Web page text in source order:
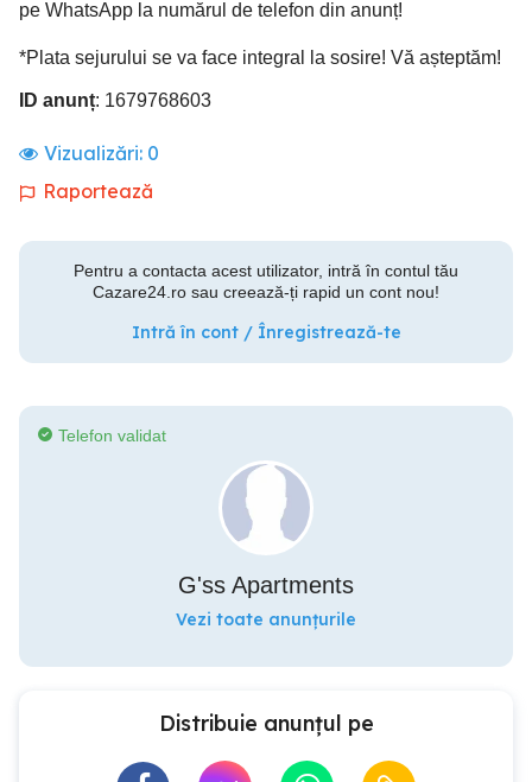
pe WhatsApp la numărul de telefon din anunț!
*Plata sejurului se va face integral la sosire! Vă așteptăm!
ID anunț: 1679768603
Vizualizări: 0
Raportează
Pentru a contacta acest utilizator, intră în contul tău
Cazare24.ro sau creează-ți rapid un cont nou!
Intră în cont / Înregistrează-te
Telefon validat
G'ss Apartments
Vezi toate anunțurile
Distribuie anunțul pe